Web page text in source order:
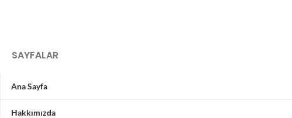
SAYFALAR
Ana Sayfa
Hakkımızda